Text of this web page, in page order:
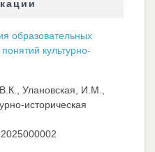
образовательных
культурно-
Улановская, И.М.,
историческая